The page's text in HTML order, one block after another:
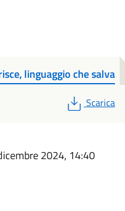
linguaggio che salva
PDF
Scarica
2024, 14:40